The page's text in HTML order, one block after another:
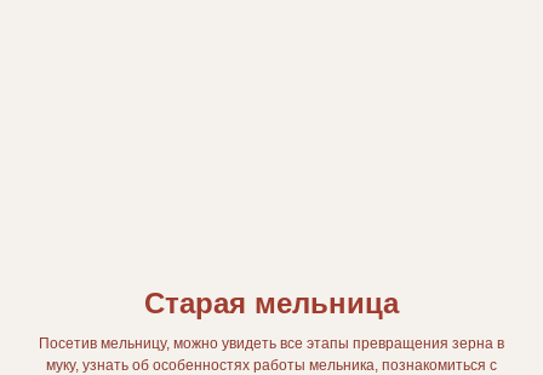
Старая мельница
Посетив мельницу, можно увидеть все этапы превращения зерна в
муку, узнать об особенностях работы мельника, познакомиться с